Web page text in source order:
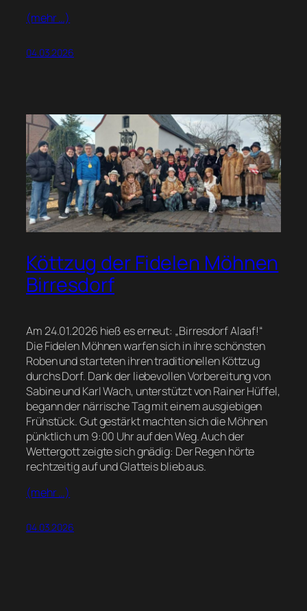
(mehr …)
04.03.2026
Köttzug der Fidelen Möhnen
Birresdorf
Am 24.01.2026 hieß es erneut: „Birresdorf Alaaf!“
Die Fidelen Möhnen warfen sich in ihre schönsten
Roben und starteten ihren traditionellen Köttzug
durchs Dorf. Dank der liebevollen Vorbereitung von
Sabine und Karl Wach, unterstützt von Rainer Hüffel,
begann der närrische Tag mit einem ausgiebigen
Frühstück. Gut gestärkt machten sich die Möhnen
pünktlich um 9:00 Uhr auf den Weg. Auch der
Wettergott zeigte sich gnädig: Der Regen hörte
rechtzeitig auf und Glatteis blieb aus.
(mehr …)
04.03.2026